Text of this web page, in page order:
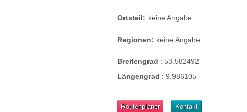
Ortsteil: keine Angabe
Regionen: keine Angabe
Breitengrad :53.582492
Längengrad :9.986105
Routenplaner Kontakt